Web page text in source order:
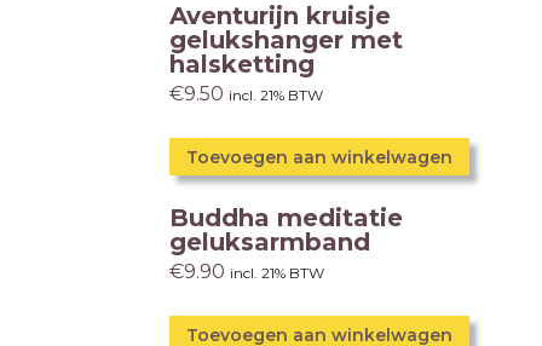
Aventurijn kruisje
gelukshanger met
halsketting
€9.50 incl. 21% BTW
Toevoegen aan winkelwagen
Buddha meditatie
geluksarmband
€9.90 incl. 21% BTW
Toevoegen aan winkelwagen